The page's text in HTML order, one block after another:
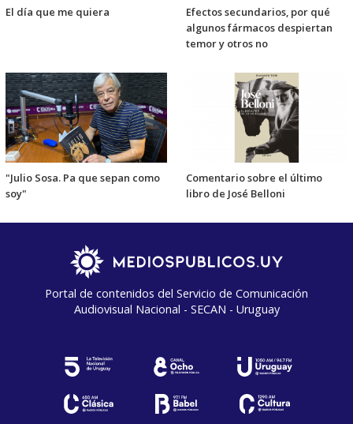
El día que me quiera
Efectos secundarios, por qué
algunos fármacos despiertan
temor y otros no
"Julio Sosa. Pa que sepan como
soy"
Comentario sobre el último
libro de José Belloni
Portal de contenidos del Servicio de Comunicación
Audiovisual Nacional - SECAN - Uruguay